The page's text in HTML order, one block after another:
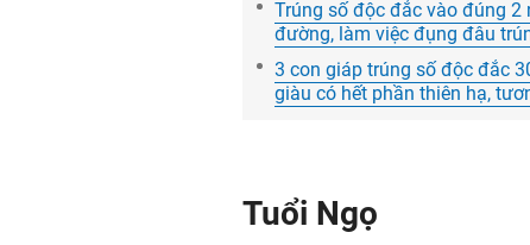
Trúng số độc đắc vào đúng
đường, làm việc đụng đâu
3 con giáp trúng số độc đắc
giàu có hết phần thiên hạ,
Tuổi Ngọ